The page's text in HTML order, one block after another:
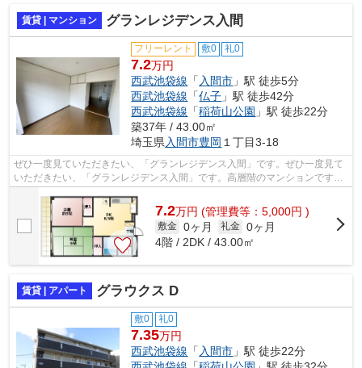
賃貸 | マンション グランレジデンス入間
フリーレント 敷0 礼0
7.2万円
西武池袋線 「 入間市 」駅 徒歩5分
西武池袋線 「仏子 」駅 徒歩42分
西武池袋線 「稲荷山公園 」駅 徒歩22分
築37年 / 43.00㎡
埼玉県 入間市豊岡 １丁目3-18
ぜひ一度見ていただきたい、「グランレジデンス入間」です。ぜひ一度見て
いただきたい、「グランレジデンス入間」です。高層階のマンションです。
7.2万円 (管理費等：5,000円 )
敷金 0ヶ月 礼金 0ヶ月
4階 / 2DK / 43.00㎡
賃貸 | アパート グラウクス D
敷0 礼0
7.35万円
西武池袋線 「 入間市 」駅 徒歩22分